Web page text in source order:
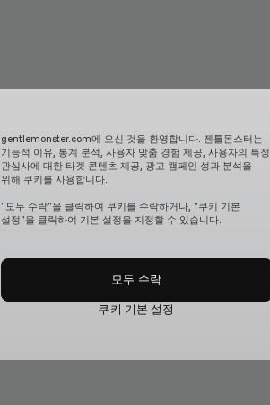
gentlemonster.com에 오신 것을 환영합니다. 젠틀몬스터는
기능적 이유, 통계 분석, 사용자 맞춤 경험 제공, 사용자의 특정
관심사에 대한 타겟 콘텐츠 제공, 광고 캠페인 성과 분석을
위해 쿠키를 사용합니다.
"모두 수락"을 클릭하여 쿠키를 수락하거나, "쿠키 기본
설정"을 클릭하여 기본 설정을 지정할 수 있습니다.
쿠키 기본 설정
모두 수락